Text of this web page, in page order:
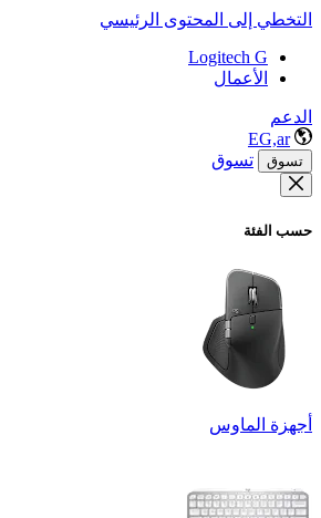
التخطي إلى المحتوى الرئيسي
Logitech G
الأعمال
الدعم
EG,ar
تسوق تسوق
حسب الفئة
أجهزة الماوس